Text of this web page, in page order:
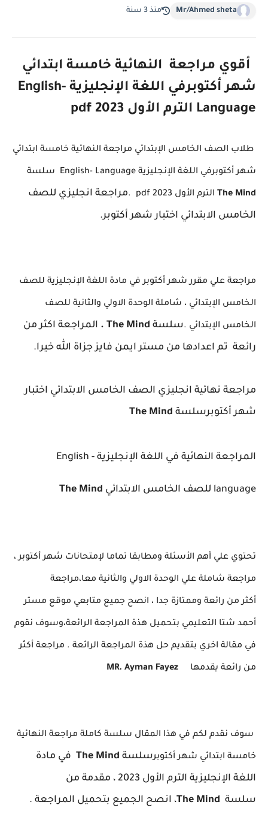
Mr/Ahmed sheta منذ 3 سنة
أقوي مراجعة النهائية خامسة ابتدائي
شهر أكتوبرفي اللغة الإنجليزية English-
Language الترم الأول 2023 pdf
طلاب الصف الخامس الإبتدائي مراجعة النهائية خامسة ابتدائي
شهر أكتوبرفي اللغة الإنجليزية English- Language سلسة
The Mind الترم الأول 2023 pdf . مراجعة انجليزي للصف
الخامس الابتدائي اختبار شهر أكتوبر.
مراجعة علي مقرر شهر أكتوبر في مادة اللغة الإنجليزية للصف
الخامس الإبتدائي ، شاملة الوحدة الاولي والثانية للصف
الخامس الإبتدائي .سلسة The Mind . المراجعة اكثر من
رائعة تم اعدادها من مستر ايمن فايز جزاة الله خيرا.
مراجعة نهائية انجليزي الصف الخامس الابتدائي اختبار
شهر أكتوبرسلسة The Mind
المراجعة النهائية في اللغة الإنجليزية - English
language للصف الخامس الابتدائي The Mind
تحتوي علي أهم الأسئلة ومطابقا تماما لإمتحانات شهر أكتوبر ،
مراجعة شاملة علي الوحدة الاولي والثانية معا،مراجعة
أكثر من رائعة وممتازة جدا ، انصح جميع متابعي موقع مستر
أحمد شتا التعليمي بتحميل هذة المراجعة الرائعة،وسوف نقوم
في مقالة اخري بتقديم حل هذة المراجعة الرائعة . مراجعة أكثر
من رائعة يقدمها MR. Ayman Fayez
سوف نقدم لكم في هذا المقال سلسة كاملة مراجعة النهائية
خامسة ابتدائي شهر أكتوبرسلسة The Mind في مادة
اللغة الإنجليزية الترم الأول 2023 ، مقدمة من
سلسة The Mind، انصح الجميع بتحميل المراجعة .